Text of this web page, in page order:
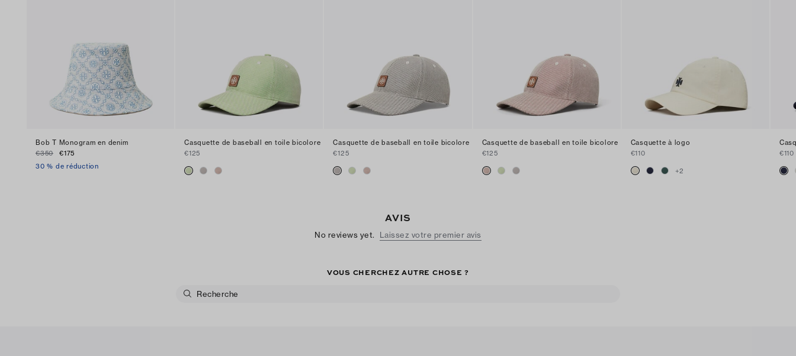
Bob T Monogram en denim
€350
€175
30 % de réduction
Casquette de baseball en toile bicolore
€125
Casquette de baseball en toile bicolore
€125
Casquette de baseball en toile bicolore
€125
Casquette à logo
€110
+2
€110
AVIS
No reviews yet. Laissez votre premier avis
VOUS CHERCHEZ AUTRE CHOSE ?